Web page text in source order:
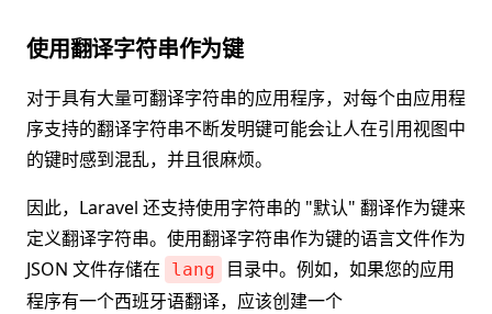
使用翻译字符串作为键
对于具有大量可翻译字符串的应用程序，对每个由应用程
序支持的翻译字符串不断发明键可能会让人在引用视图中
的键时感到混乱，并且很麻烦。
因此，Laravel 还支持使用字符串的 "默认" 翻译作为键来
定义翻译字符串。使用翻译字符串作为键的语言文件作为
JSON 文件存储在
lang
目录中。例如，如果您的应用
程序有一个西班牙语翻译，应该创建一个